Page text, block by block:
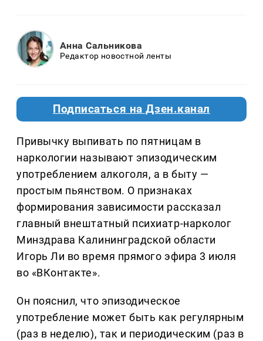
Анна Сальникова
Редактор новостной ленты
Подписаться на Дзен.канал
Привычку выпивать по пятницам в
наркологии называют эпизодическим
употреблением алкоголя, а в быту —
простым пьянством. О признаках
формирования зависимости рассказал
главный внештатный психиатр-нарколог
Минздрава Калининградской области
Игорь Ли во время прямого эфира 3 июля
во «ВКонтакте».
Он пояснил, что эпизодическое
употребление может быть как регулярным
(раз в неделю), так и периодическим (раз в